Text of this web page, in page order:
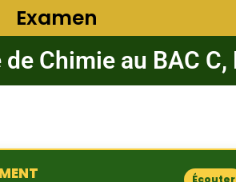
Examen
Chimie au BAC C,
Écouter